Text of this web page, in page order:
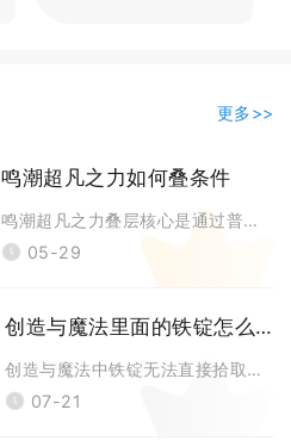
更多>>
鸣潮超凡之力如何叠条件
鸣潮超凡之力叠层核心是通过普攻、技能、协同攻击及声骸效果持续命中目标，
05-29
创造与魔法里面的铁锭怎么弄
创造与魔法中铁锭无法直接拾取，完整获取流程为采集铁矿石、制作熔炉、投放
07-21